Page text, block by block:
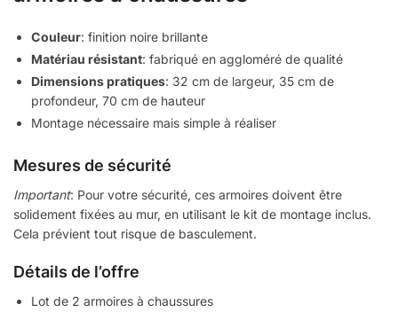
Couleur: finition noire brillante
Matériau résistant: fabriqué en aggloméré de qualité
Dimensions pratiques: 32 cm de largeur, 35 cm de
profondeur, 70 cm de hauteur
Montage nécessaire mais simple à réaliser
Mesures de sécurité
Important: Pour votre sécurité, ces armoires doivent être
solidement fixées au mur, en utilisant le kit de montage inclus.
Cela prévient tout risque de basculement.
Détails de l’offre
Lot de 2 armoires à chaussures